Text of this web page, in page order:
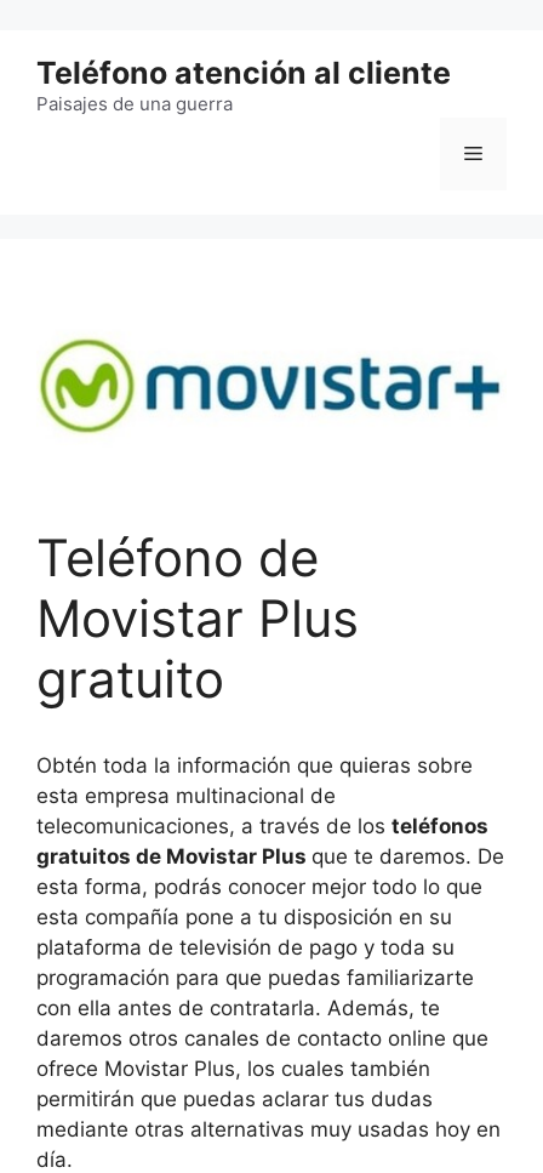
contenido
Teléfono atención al cliente
Paisajes de una guerra
Menú
Teléfono de
Movistar Plus
gratuito
Obtén toda la información que quieras sobre
esta empresa multinacional de
telecomunicaciones, a través de los teléfonos
gratuitos de Movistar Plus que te daremos. De
esta forma, podrás conocer mejor todo lo que
esta compañía pone a tu disposición en su
plataforma de televisión de pago y toda su
programación para que puedas familiarizarte
con ella antes de contratarla. Además, te
daremos otros canales de contacto online que
ofrece Movistar Plus, los cuales también
permitirán que puedas aclarar tus dudas
mediante otras alternativas muy usadas hoy en
día.